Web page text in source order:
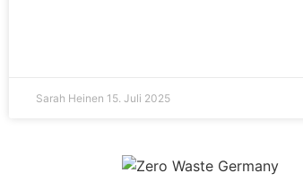
Sarah Heinen 15. Juli 2025